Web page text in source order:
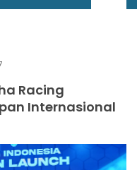
Racing
Internasional